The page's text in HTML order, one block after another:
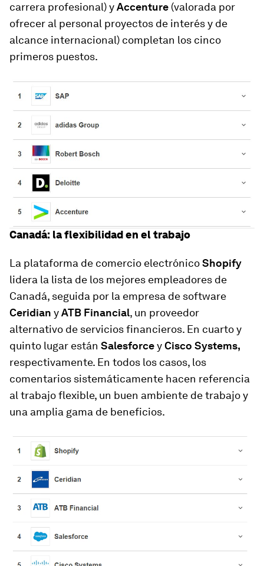
carrera profesional) yAccenture (valorada por
ofrecer al personal proyectos de interés y de
alcance internacional) completan los cinco
primeros puestos.
Canadá: la flexibilidad en el trabajo
La plataforma de comercio electrónicoShopify
lidera la lista de los mejores empleadores de
Canadá, seguida por la empresa de software
Ceridian yATB Financial, un proveedor
alternativo de servicios financieros. En cuarto y
quinto lugar están SalesforceyCisco Systems,
respectivamente. En todos los casos, los
comentarios sistemáticamente hacen referencia
al trabajo flexible, un buen ambiente de trabajo y
una amplia gama de beneficios.